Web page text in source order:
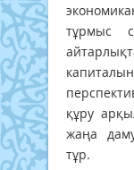
тұрмыс
құру
жаңа
тұр.